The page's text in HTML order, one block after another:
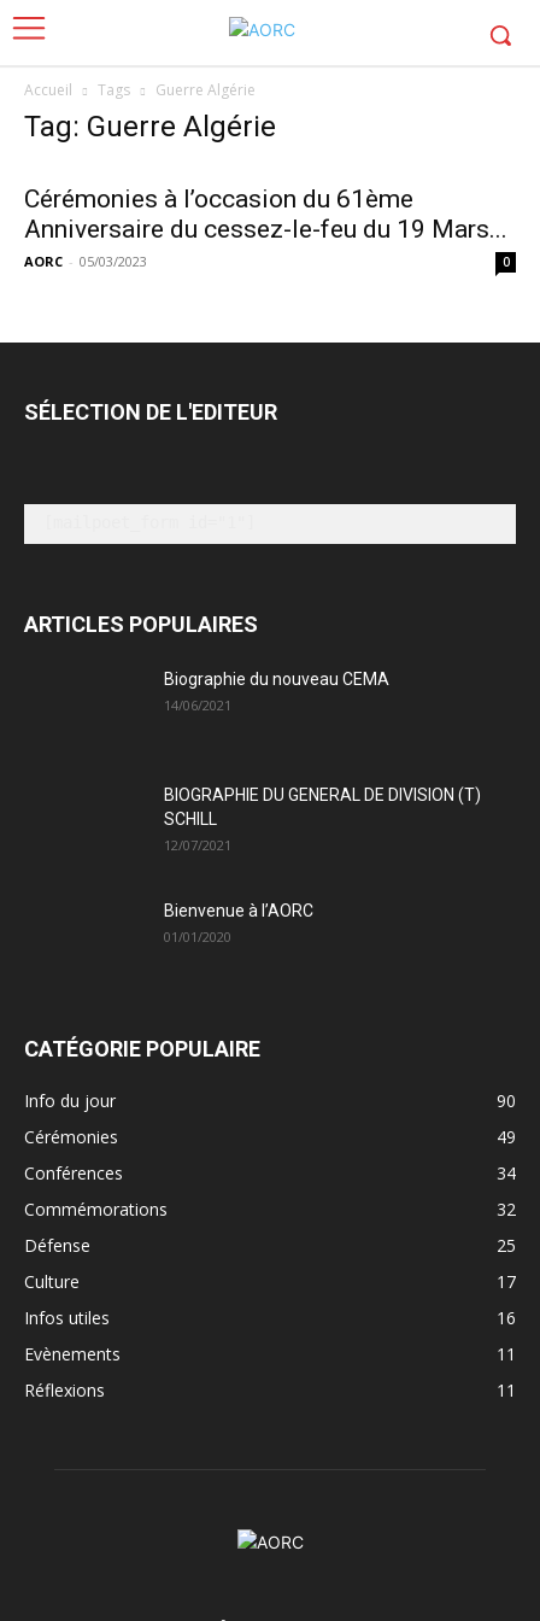
Accueil Tags Guerre Algérie
Tag: Guerre Algérie
Cérémonies à l’occasion du 61ème
Anniversaire du cessez-le-feu du 19 Mars...
AORC - 05/03/2023 0
SÉLECTION DE L'EDITEUR
ARTICLES POPULAIRES
Biographie du nouveau CEMA
14/06/2021
BIOGRAPHIE DU GENERAL DE DIVISION (T)
SCHILL
12/07/2021
Bienvenue à l’AORC
01/01/2020
CATÉGORIE POPULAIRE
Info du jour
90
Cérémonies
49
Conférences
34
Commémorations
32
Défense
25
Culture
17
Infos utiles
16
Evènements
11
Réflexions
11